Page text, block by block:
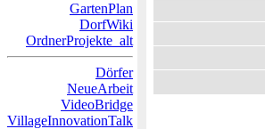
GartenPlan
DorfWiki
OrdnerProjekte_alt
Dörfer
NeueArbeit
VideoBridge
VillageInnovationTalk